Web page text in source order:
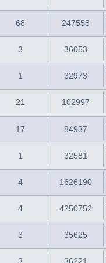
68 247558
3 36053
1 32973
21 102997
17 84937
1 32581
4 1626190
4 4250752
3 35625
3 36221